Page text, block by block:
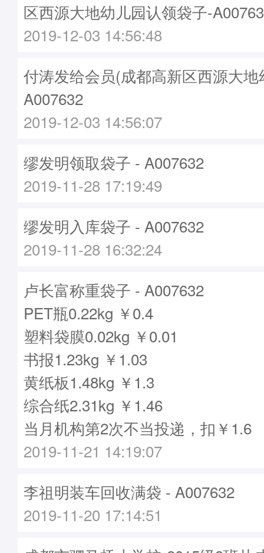
区西源大地幼儿园认领袋子-
2019-12-03 14:56:48
付涛发给会员(成都高新区西源大
A007632
2019-12-03 14:56:07
缪发明领取袋子 - A007632
2019-11-28 17:19:49
缪发明入库袋子 - A007632
2019-11-28 16:32:24
卢长富称重袋子 - A007632
PET瓶0.22kg ￥0.4
塑料袋膜0.02kg ￥0.01
书报1.23kg ￥1.03
黄纸板1.48kg ￥1.3
综合纸2.31kg ￥1.46
当月机构第2次不当投递，扣￥1.6
2019-11-21 14:19:07
李祖明装车回收满袋 - A007632
2019-11-20 17:14:51